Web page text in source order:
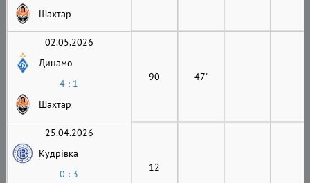
Шахтар
02.05.2026
Динамо
4 : 1
Шахтар
90 47'
25.04.2026
Кудрівка
0 : 3
12